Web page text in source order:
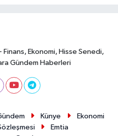
Ekonomi, Hisse Senedi,
Gündem Haberleri
Künye
Ekonomi
Emtia